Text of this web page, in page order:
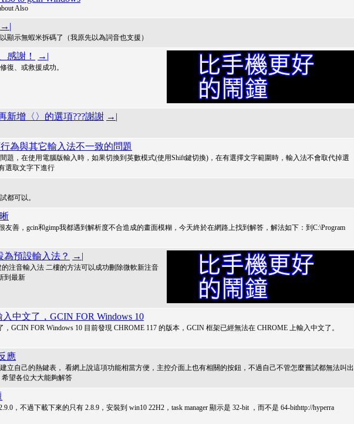
Also
→|
顯示無蝦米拆碼了（我原先以為詞音也支援）
感謝！ →|
復、或救援成功。
新增〈〉的選項???謝謝 →|
為與其它輸入法不一致的問題
題，在使用電腦版輸入時，如果切換到英數模式(使用Shift鍵切換)，在有選擇文字範圍時，輸入法不會取代掉選
選取文字下進行
都可以。
友善，gcin和gimp我都遇到解析度不合造成的畫面模糊，今天終於在網路上找到解答，解法如下：到C:\Program
為預設輸入法？ →|
注音輸入法 二樓的方法可以成功刪除微軟新注音
到最新
中文了，GCIN FOR Windows 10
GCIN FOR Windows 10 目前發現 CHROME 117 的版本，GCIN 框架已經無法在 CHROME 上輸入中文了。
應
立自己的熱鍵表， 看網上說這項功能相當方便，主控介面上也有相關的按鈕，不過自己不管怎麼嘗試都無法叫出
望各位大大能夠解答
，不過下載下來的只有 2.8.9，安裝到 win10 22H2，task manager 顯示是 32-bit ，而不是 64-bithttp://hyperra